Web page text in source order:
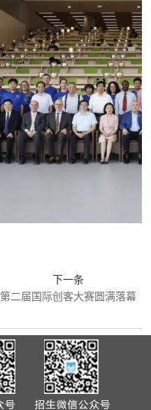
下一条
第二届国际创客大赛圆满落幕